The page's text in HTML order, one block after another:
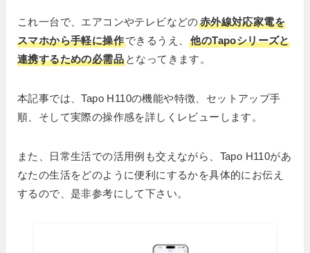
これ一台で、エアコンやテレビなどの赤外線対応家電を
スマホから手軽に操作できるうえ、他のTapoシリーズと
連携するための必需品 となってきます。
本記事では、Tapo H110の機能や特徴、セットアップ手
順、そして実際の操作感を詳しくレビューします。
また、日常生活での活用例も交えながら、Tapo H110があ
なたの生活をどのように便利にするかを具体的にお伝え
するので、是非参考にして下さい。